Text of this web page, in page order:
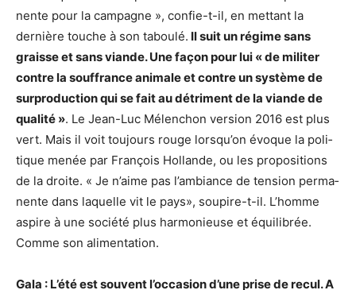
nente pour la campagne », confie-t-il, en mettant la
dernière touche à son taboulé. Il suit un régime sans
graisse et sans viande. Une façon pour lui « de mili­ter
contre la souf­france animale et contre un système de
surpro­duc­tion qui se fait au détri­ment de la viande de
qualité ». Le Jean-Luc Mélen­chon version 2016 est plus
vert. Mais il voit toujours rouge lorsqu’on évoque la poli­
tique menée par François Hollande, ou les propo­si­tions
de la droite. « Je n’aime pas l’am­biance de tension perma­
nente dans laquelle vit le pays», soupire-t-il. L’homme
aspire à une société plus harmo­nieuse et équi­li­brée.
Comme son alimen­ta­tion.
Gala : L’été est souvent l’oc­ca­sion d’une prise de recul. A